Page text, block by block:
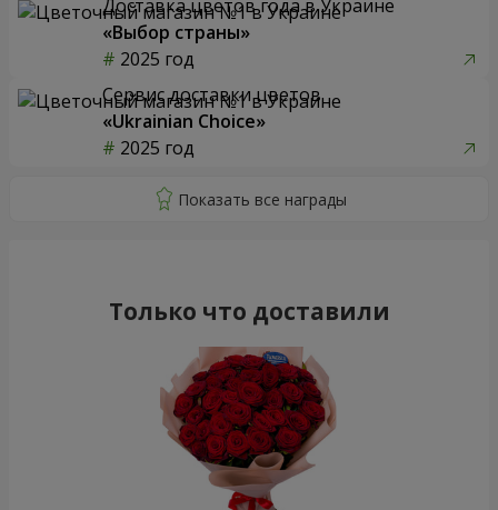
Доставка цветов года в Украине
«Выбор страны»
2025 год
Сервис доставки цветов
«Ukrainian Choice»
2025 год
Только что доставили